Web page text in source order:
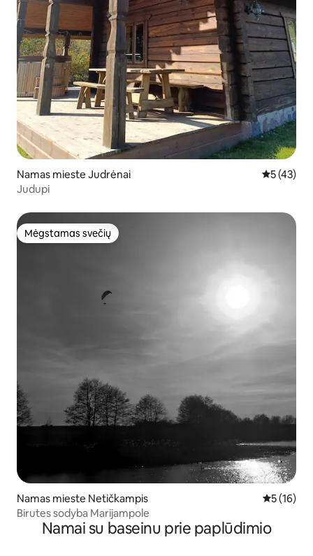
Namas mieste Judrėnai Vidutinis
5 (43)
Judupi
Mėgstamas svečių
Mėgstamas svečių
Namas mieste Netičkampis Vidutinis
5 (16)
Birutes sodyba Marijampole
Namai su baseinu prie paplūdimio